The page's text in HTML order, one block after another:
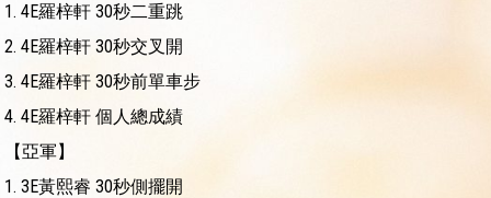
1. 4E羅梓軒 30秒二重跳
2. 4E羅梓軒 30秒交叉開
3. 4E羅梓軒 30秒前單車步
4. 4E羅梓軒 個人總成績
【亞軍】
1. 3E黃熙睿 30秒側擺開